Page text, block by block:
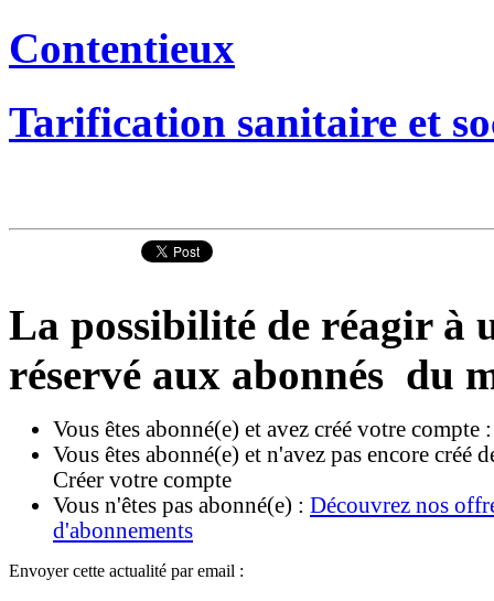
Contentieux
Tarification sanitaire et
La possibilité de réagir à
réservé aux abonnés du
Vous êtes abonné(e) et avez créé votre compte
Vous êtes abonné(e) et n'avez pas encore créé
Créer votre compte
Vous n'êtes pas abonné(e) : Découvrez nos
d'abonnements
Envoyer cette actualité par email :